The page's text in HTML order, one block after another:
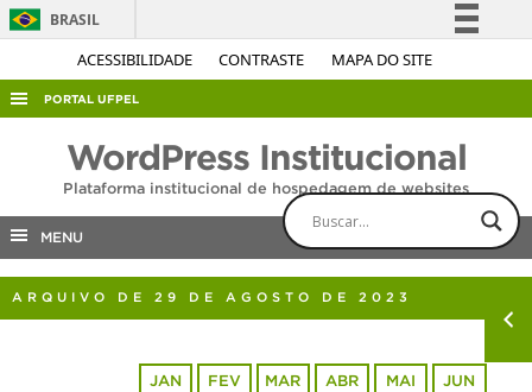
ACESSIBILIDADE CONTRASTE MAPA DO SITE
BRASIL
Simplifique!
Acesso à informação
Legislação
PORTAL UFPEL
AUDITORIA
COBALTO
CONCURSOS
EDITAIS
WordPress Institucional
Plataforma institucional de hospedagem de websites
MENU
ARQUIVO DE 29 DE AGOSTO DE 2023
JAN FEV MAR ABR MAI JUN